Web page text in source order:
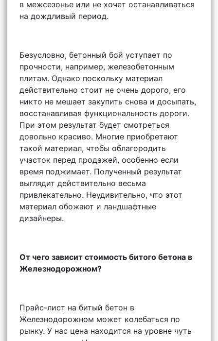
в межсезонье или не хочет останавливаться
на дождливый период.
Безусловно, бетонный бой уступает по
прочности, например, железобетонным
плитам. Однако поскольку материал
действительно стоит не очень дорого, его
никто не мешает закупить снова и досыпать,
восстанавливая функциональность дороги.
При этом результат будет смотреться
довольно красиво. Многие приобретают
такой материал, чтобы облагородить
участок перед продажей, особенно если
время поджимает. Полученный результат
выглядит действительно весьма
привлекательно. Неудивительно, что этот
материал обожают и ландшафтные
дизайнеры.
От чего зависит стоимость битого бетона в
Железнодорожном?
Прайс-лист на битый бетон в
Железнодорожном может колебаться по
рынку. У нас цена находится на уровне чуть